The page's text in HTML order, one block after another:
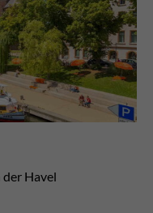
Havel